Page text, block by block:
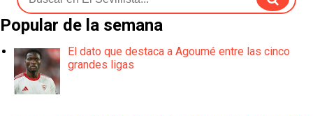
Popular de la semana
El dato que destaca a Agoumé entre las cinco
grandes ligas